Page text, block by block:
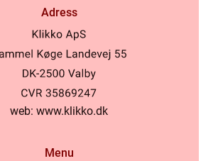
Adress
web: www.klikko.dk
Menu